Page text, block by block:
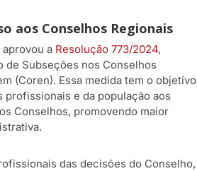
aos Conselhos Regionais
a Resolução 773/2024,
de Subseções nos Conselhos
(Coren). Essa medida tem o objetivo
e da população aos
Conselhos, promovendo maior
das decisões do Conselho,